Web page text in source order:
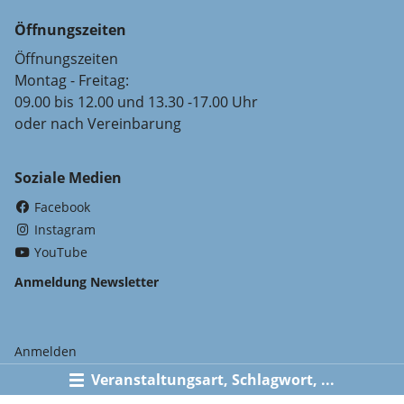
Veranstaltungsart, Schlagwort, ...
Öffnungszeiten
Öffnungszeiten
Montag - Freitag:
09.00 bis 12.00 und 13.30 -17.00 Uhr
oder nach Vereinbarung
Soziale Medien
Facebook
Instagram
YouTube
Anmeldung Newsletter
Anmelden